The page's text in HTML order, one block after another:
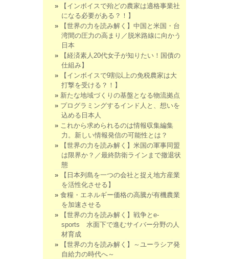
【インボイスで殆どの農家は適格事業社
になる必要がある？！】
【世界の力を読み解く】中国と米国・台
湾間の圧力の高まり／脱米路線に向かう
日本
【経済素人20代女子が知りたい！国債の
仕組み】
【インボイスで9割以上の免税農家は大
打撃を受ける？！】
新たな地域づくりの基盤となる物流拠点
プログラミングするインド人と、想いを
込める日本人
これから求められるのは情報収集編集
力。新しい情報発信の可能性とは？
【世界の力を読み解く】米国の軍事同盟
は限界か？／最終防衛ラインまで撤退状
態
【日本列島を一つの会社と捉え地方産業
を活性化させる】
食糧・エネルギー価格の高騰が有機農業
を加速させる
【世界の力を読み解く】戦争とe-
sports 水面下で進むサイバー分野の人
材育成
【世界の力を読み解く】～ユーラシア発
自給力の時代へ～